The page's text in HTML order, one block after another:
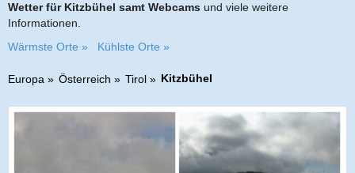
Wetter für Kitzbühel samt Webcams und viele weitere
Informationen.
Wärmste Orte »
Kühlste Orte »
Europa Österreich Tirol Kitzbühel